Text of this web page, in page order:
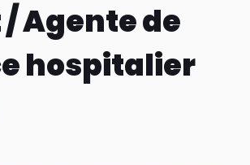
Agente de
hospitalier